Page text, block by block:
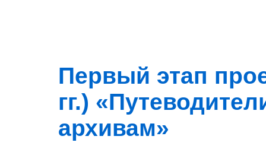
Первый этап
гг.)
архивам»